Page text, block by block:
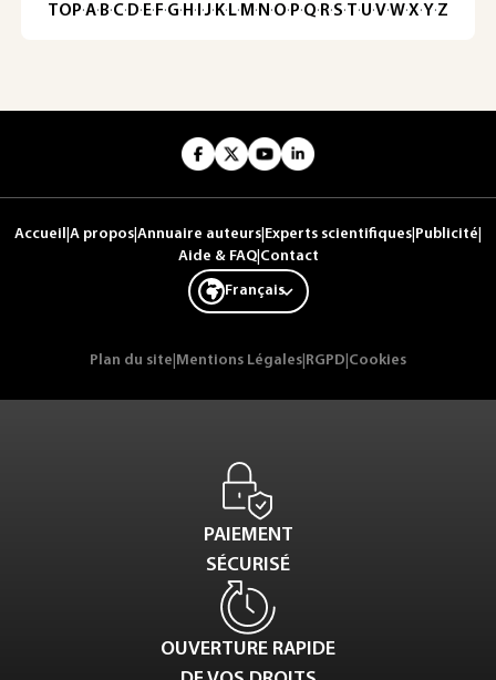
TOP·A·B·C· D· E· F·G· H · ·J· K· L· M · N ·O· P·Q· R·S·T·U·V·W·X·Y·Z
Accueil A propos Annuaire auteurs Experts scientifiques Publicité
Aide & FAQ| Contact
Français
Plan du site Mentions Légales RGPD Cookies
PAIEMENT
SÉCURISÉ
OUVERTURE RAPIDE